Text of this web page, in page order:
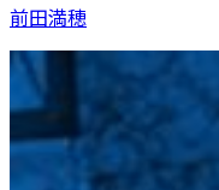
前田満穂